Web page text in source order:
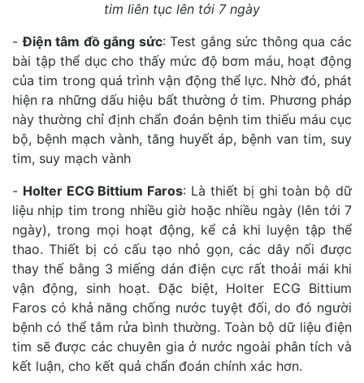
tim liên tục lên tới 7 ngày
-Điện tâm đồ gắng sức: Test gắng sức thông qua các
bài tập thể dục cho thấy mức độ bơm máu, hoạt động
của tim trong quá trình vận động thể lực. Nhờ đó, phát
hiện ra những dấu hiệu bất thường ở tim. Phương pháp
này thường chỉ định chẩn đoán bệnh tim thiếu máu cục
bộ, bệnh mạch vành, tăng huyết áp, bệnh van tim, suy
tim, suy mạch vành
- Holter ECG Bittium Faros: Là thiết bị ghi toàn bộ dữ
liệu nhịp tim trong nhiều giờ hoặc nhiều ngày (lên tới 7
ngày), trong mọi hoạt động, kể cả khi luyện tập thể
thao. Thiết bị có cấu tạo nhỏ gọn, các dây nối được
thay thế bằng 3 miếng dán điện cực rất thoải mái khi
vận động, sinh hoạt. Đặc biệt, Holter ECG Bittium
Faros có khả năng chống nước tuyệt đối, do đó người
bệnh có thể tắm rửa bình thường. Toàn bộ dữ liệu điện
tim sẽ được các chuyên gia ở nước ngoài phân tích và
kết luận, cho kết quả chẩn đoán chính xác hơn.